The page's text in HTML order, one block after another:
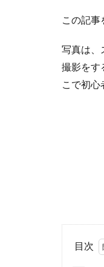
k
この記事
写真は、
撮影をす
こで初心
目次